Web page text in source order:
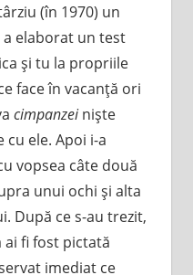
(în 1970) un
a elaborat un test
şi tu la propriile
face în vacanţă ori
cimpanzeinişte
cu ele. Apoi i-a
vopsea câte două
unui ochi şi alta
După ce s-au trezit,
ai fi fost pictată
imediat ce